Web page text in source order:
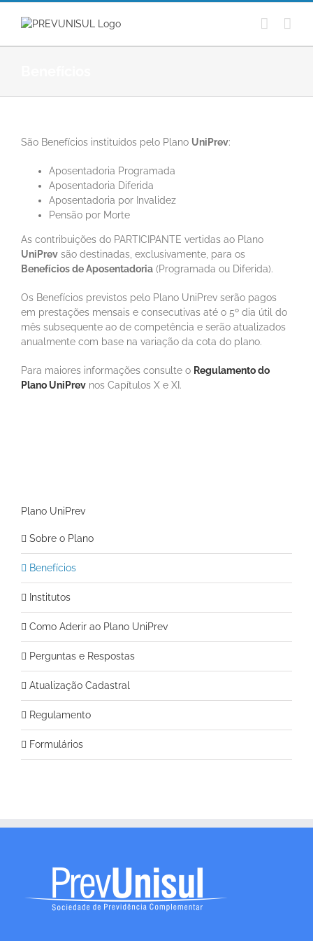
Ir
conteúdo
São Benefícios instituídos pelo Plano UniPrev:
Aposentadoria Programada
Aposentadoria Diferida
Aposentadoria por Invalidez
Pensão por Morte
As contribuições do PARTICIPANTE vertidas ao Plano
UniPrev são destinadas, exclusivamente, para os
Benefícios de Aposentadoria (Programada ou Diferida).
Os Benefícios previstos pelo Plano UniPrev serão pagos
em prestações mensais e consecutivas até o 5º dia útil do
mês subsequente ao de competência e serão atualizados
anualmente com base na variação da cota do plano.
Para maiores informações consulte o Regulamento do
Plano UniPrev nos Capítulos X e XI.
Plano UniPrev
Sobre o Plano
Benefícios
Institutos
Como Aderir ao Plano UniPrev
Perguntas e Respostas
Atualização Cadastral
Regulamento
Formulários